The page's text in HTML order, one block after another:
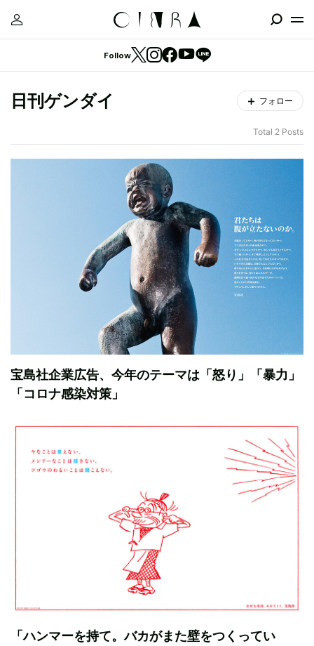
Follow
日刊ゲンダイ フォロー
Total 2 Posts
宝島社企業広告、今年のテーマは「怒り」「暴力」
「コロナ感染対策」
「ハンマーを持て。バカがまた壁をつくってい